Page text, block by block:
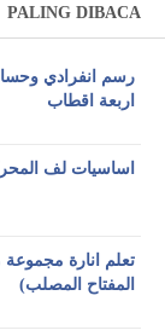
PALING DIBACA
اربعة اقطاب
اساسيات لف
تعلم انارة مجموعة
المفتاح المصلب)